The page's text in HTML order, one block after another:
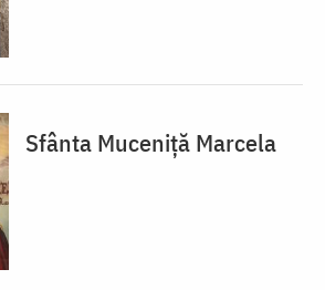
Sfânta Muceniță Marcela